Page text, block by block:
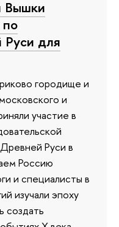
Вышки
для
городище и
и
участие в
Руси в
Россию
и специалисты в
изучали эпоху
создать